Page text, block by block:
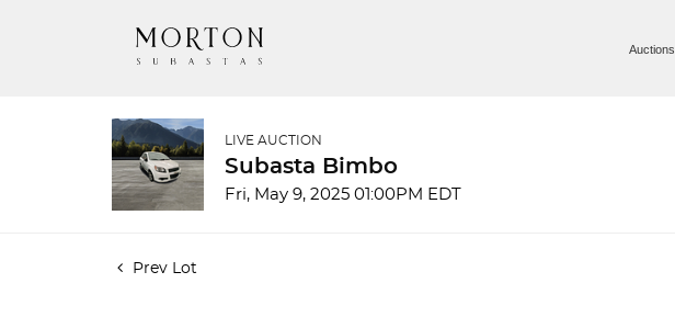
Auctions
LIVE AUCTION
Subasta Bimbo
Fri, May 9, 2025 01:00PM EDT
Prev Lot